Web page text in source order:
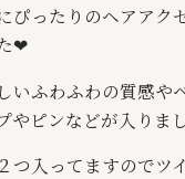
ぴったりのヘアアク
❤︎
いふわふわの質感や
やピンなどが入りま
つ入ってますのでツ